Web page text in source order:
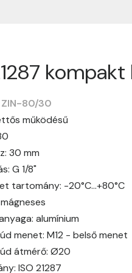
ZIN-80/30
működésű
30 mm
G 1/8"
tartomány: -20°C…+80°C
alumínium
menet: M12 - belső menet
átmérő: Ø20
ISO 21287
hogy
gördülékenyen és
ideig tart, előre
díj:
A szállítási díj függ
mielőtt a